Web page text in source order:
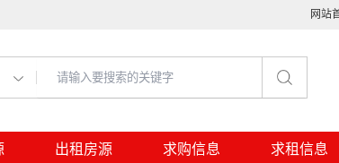
网站
出租房源 求购信息 求租信息